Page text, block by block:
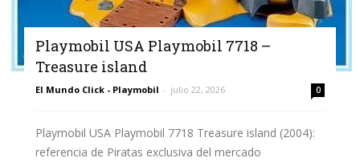
Playmobil USA Playmobil 7718 –
Treasure island
El Mundo Click - Playmobil - julio 22, 2026 0
Playmobil USA Playmobil 7718 Treasure island (2004):
referencia de Piratas exclusiva del mercado